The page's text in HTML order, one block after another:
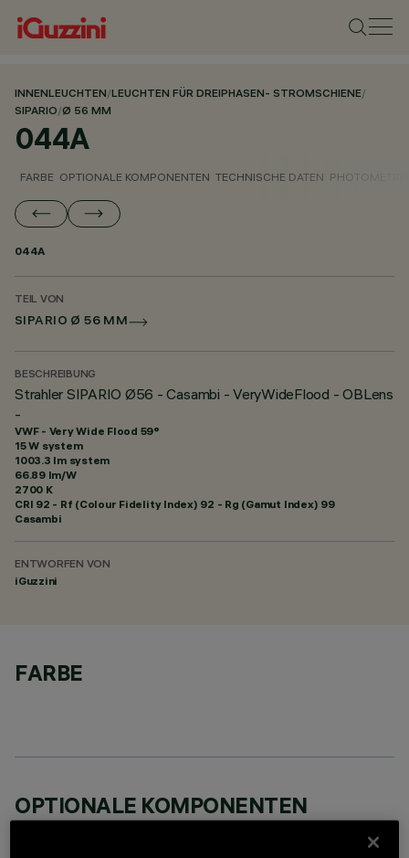
INNENLEUCHTEN/LEUCHTEN FÜR DREIPHASEN- STROMSCHIENE/
SIPARIO/Ø 56 MM
044A
FARBE OPTIONALE KOMPONENTEN TECHNISCHE DATEN
044A
TEIL VON
SIPARIO Ø 56 MM
BESCHREIBUNG
Strahler SIPARIO Ø56 - Casambi - VeryWideFlood - OBLens
-
VWF - Very Wide Flood 59°
15 W system
1003.3 lm system
66.89 lm/W
2700 K
CRI 92 - Rf (Colour Fidelity Index) 92 - Rg (Gamut Index) 99
Casambi
ENTWORFEN VON
iGuzzini
FARBE
OPTIONALE KOMPONENTEN